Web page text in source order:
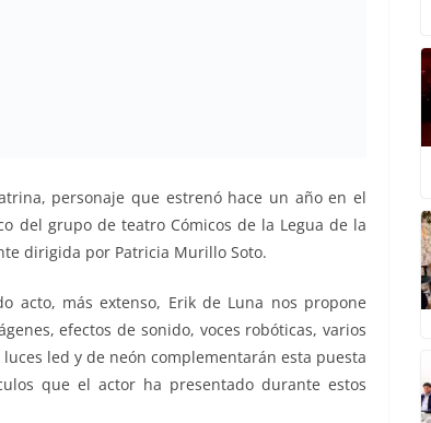
personaje que estrenó hace un año en el
del grupo de teatro Cómicos de la Legua de la
dirigida por Patricia Murillo Soto.
acto, más extenso, Erik de Luna nos propone
efectos de sonido, voces robóticas, varios
led y de neón complementarán esta puesta
que el actor ha presentado durante estos